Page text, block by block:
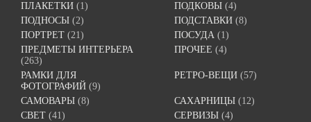
ПЛАКЕТКИ (1) ПОДКОВЫ (4)
ПОДНОСЫ (2) ПОДСТАВКИ (8)
ПОРТРЕТ (21) ПОСУДА (1)
ПРЕДМЕТЫ ИНТЕРЬЕРА
(263)
ПРОЧЕЕ (4)
РАМКИ ДЛЯ
ФОТОГРАФИЙ (9)
РЕТРО-ВЕЩИ (57)
САМОВАРЫ (8) САХАРНИЦЫ (12)
СВЕТ (41) СЕРВИЗЫ (4)